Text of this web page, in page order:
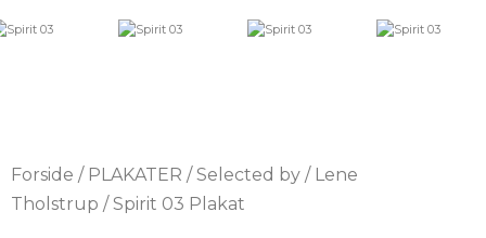
Forside / PLAKATER /Selected by / Lene
Tholstrup / Spirit 03 Plakat